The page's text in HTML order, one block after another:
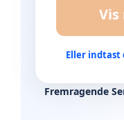
Eller indtast
Fremragende